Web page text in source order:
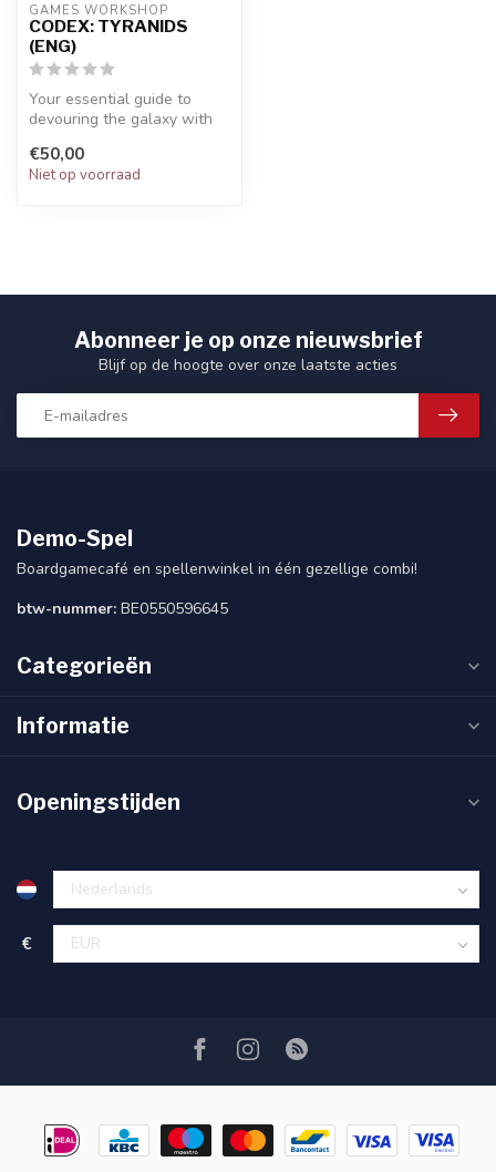
GAMES WORKSHOP
CODEX: TYRANIDS
(ENG)
Your essential guide to
devouring the galaxy with
in-...
€50,00
Niet op voorraad
Abonneer je op onze nieuwsbrief
Blijf op de hoogte over onze laatste acties
Demo-Spel
Boardgamecafé en spellenwinkel in één gezellige combi!
btw-nummer: BE0550596645
Categorieën
Informatie
Openingstijden
€